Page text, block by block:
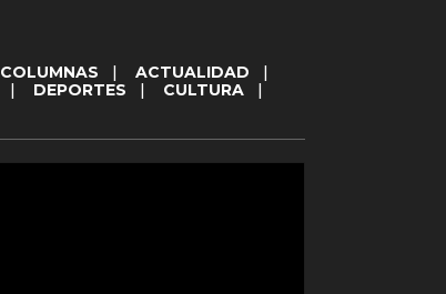
COLUMNAS ACTUALIDAD
DEPORTES CULTURA|